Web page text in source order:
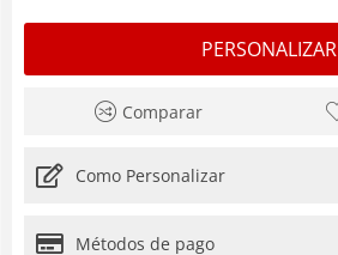
PERSONALIZAR
Comparar
Como Personalizar
Métodos de pago